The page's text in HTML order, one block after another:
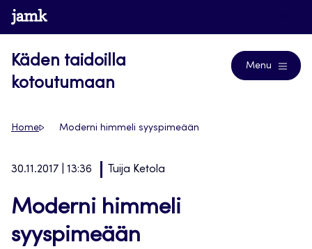
Siirry
suoraan
www.jamk.fi
Käden taidoilla
kotoutumaan
Menu
Home Moderni himmeli syyspimeään
30.11.2017 | 13:36 Tuija Ketola
Moderni himmeli
syyspimeään